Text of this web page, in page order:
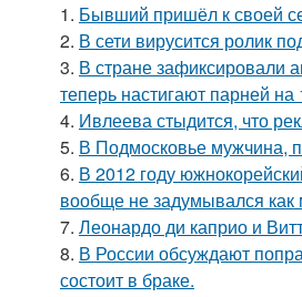
1. Бывший пришёл к своей
2. В сети вирусится ролик
3. В стране зафиксировали
теперь настигают парней
4. Ивлеева стыдится, что
5. В Подмосковье мужчина,
6. В 2012 году
вообще не задумывался как
7. Леонардо ди каприо и
8. В России обсуждают
состоит в браке.